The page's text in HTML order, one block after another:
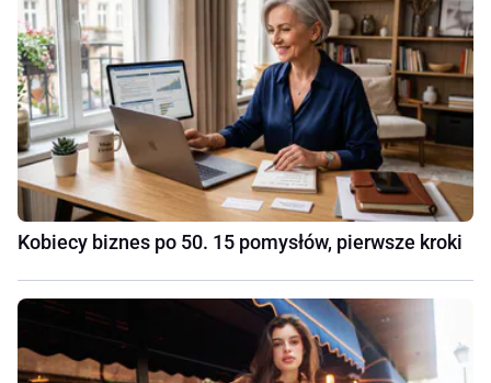
Kobiecy biznes po 50. 15 pomysłów, pierwsze kroki